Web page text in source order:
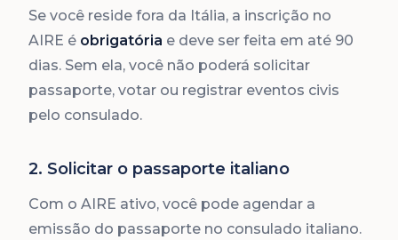
Se você reside fora da Itália, a inscrição no
AIRE é obrigatória e deve ser feita em até 90
dias. Sem ela, você não poderá solicitar
passaporte, votar ou registrar eventos civis
pelo consulado.
2. Solicitar o passaporte italiano
Com o AIRE ativo, você pode agendar a
emissão do passaporte no consulado italiano.